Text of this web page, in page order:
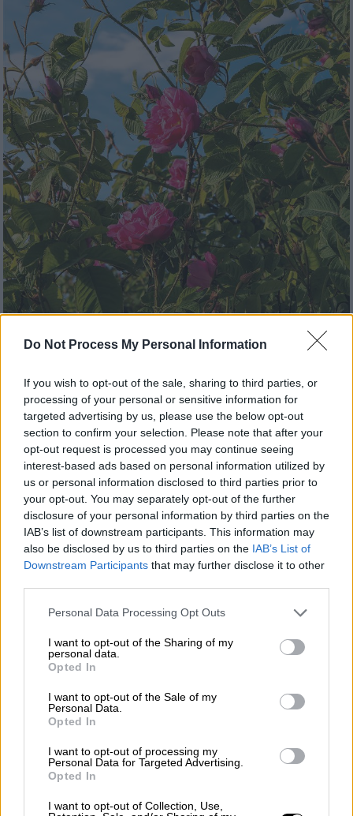
Do Not Process My Personal Information
If you wish to opt-out of the sale, sharing to third parties, or
processing of your personal or sensitive information for
targeted advertising by us, please use the below opt-out
section to confirm your selection. Please note that after your
opt-out request is processed you may continue seeing
interest-based ads based on personal information utilized by
us or personal information disclosed to third parties prior to
your opt-out. You may separately opt-out of the further
disclosure of your personal information by third parties on the
IAB’s list of downstream participants. This information may
also be disclosed by us to third parties on the IAB’s List of
Downstream Participants that may further disclose it to other
Please note that this website/app uses one or more Google
not limited to your visit or usage behaviour. You may click to
grant or deny consent to Google and its third-party tags to
use your data for below specified purposes in below Google
consent section.
Personal Data Processing Opt Outs
I want to opt-out of the Sharing of my
personal data.
Opted In
I want to opt-out of the Sale of my
Personal Data.
Opted In
I want to opt-out of processing my
Personal Data for Targeted Advertising.
Opted In
I want to opt-out of Collection, Use,
Food & Drink|14.06.2019 17:21
Συνήθως, γύρω στα μέσα του Μάη, το Βόιο
Κοζάνης βάφεται ροζ. Είναι η εποχή που
ανθίζει η Ρόζα η δαμασκηνή, η πιο
αρωματική τριανταφυλλιά. Λίγο αργότερα
θα ξεκινήσει η απόσταξη, που θα δώσει το
αιθέριο έλαιο και το ροδόνερο, χάρη στο
οποίο τα λουκούμια, το τσάι και το γλυκό
κουταλιού του τοπικού Συνεταιρισμού
μοσχοβολάνε τριαντάφυλλο.
λουλούδια
ειδήσεις τώρα
γλυκό
συνταγές
ακρίβεια
ανθοπωλεία
Άγιος Βαλεντίνος